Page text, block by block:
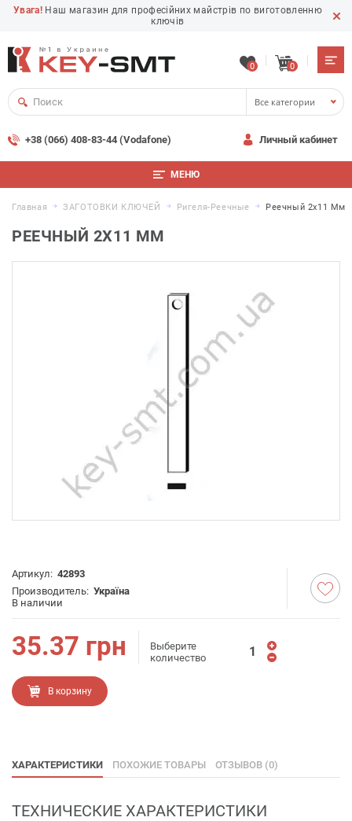
Увага! Наш магазин для професійних майстрів по виготовленню
ключів
0 0
Все категории
+38 (066) 408-83-44 (Vodafone) Личный кабинет
МЕНЮ
Главная ЗАГОТОВКИ КЛЮЧЕЙ Ригеля-Реечные Реечный 2х11 Мм
РЕЕЧНЫЙ 2Х11 ММ
Артикул: 42893
Производитель: Україна
В наличии
35.37 грн
Выберите
количество
В корзину
ХАРАКТЕРИСТИКИ ПОХОЖИЕ ТОВАРЫ ОТЗЫВОВ (0)
ТЕХНИЧЕСКИЕ ХАРАКТЕРИСТИКИ